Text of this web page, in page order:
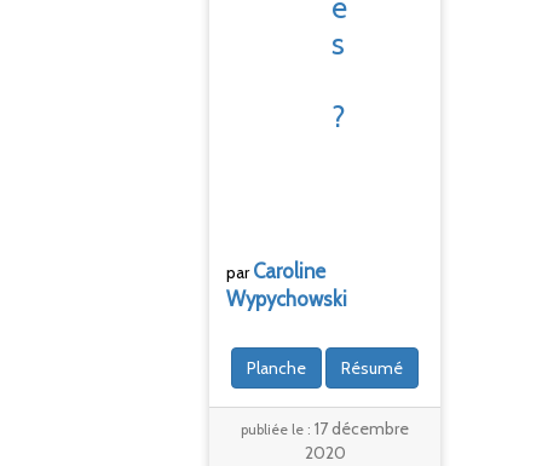
e
s
?
parCaroline
Wypychowski
Planche Résumé
publiée le :17 décembre
2020